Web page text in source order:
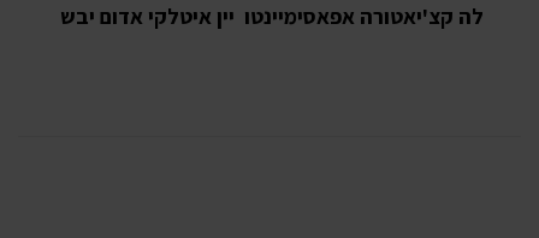
לה קצ'יאטורה אפאסימיינטו יין איטלקי אדום יבש